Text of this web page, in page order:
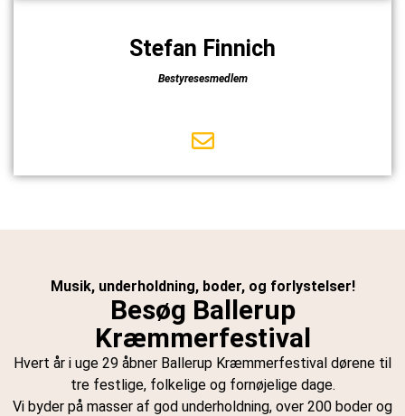
Stefan Finnich
Bestyresesmedlem
Musik, underholdning, boder, og forlystelser!
Besøg Ballerup
Kræmmerfestival
Hvert år i uge 29 åbner Ballerup Kræmmerfestival dørene til
tre festlige, folkelige og fornøjelige dage.
Vi byder på masser af god underholdning, over 200 boder og